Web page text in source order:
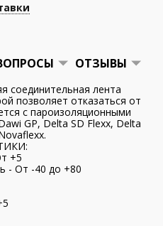
ОТЗЫВЫ
соединительная лента
позволяет отказаться от
с пароизоляционными
GP, Delta SD Flexx, Delta
+5
- От -40 до +80